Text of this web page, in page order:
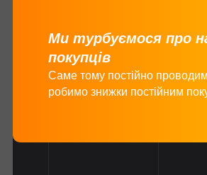
Ми турбуємося про
покупців
Саме тому постійно
робимо знижки постійним